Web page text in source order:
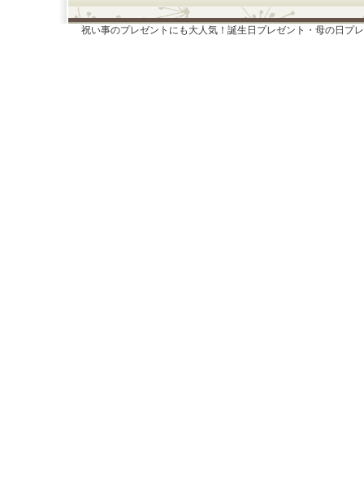
祝い事のプレゼントにも大人気！誕生日プレゼント・母の日プ